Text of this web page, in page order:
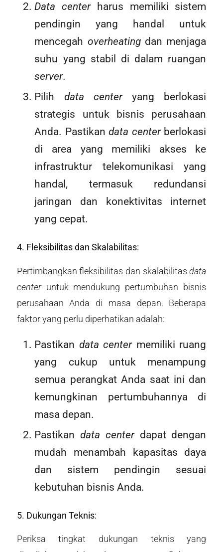
Data centerharus memiliki sistem
pendingin yang handal untuk
mencegah overheatingdan menjaga
suhu yang stabil di dalam ruangan
server.
Pilih data centeryang berlokasi
strategis untuk bisnis perusahaan
Anda. Pastikandata centerberlokasi
di area yang memiliki akses ke
infrastruktur telekomunikasi yang
handal, termasuk redundansi
jaringan dan konektivitas internet
yang cepat.
4. Fleksibilitas dan Skalabilitas:
Pertimbangkan fleksibilitas dan skalabilitasdata
centeruntuk mendukung pertumbuhan bisnis
perusahaan Anda di masa depan. Beberapa
faktor yang perlu diperhatikan adalah:
Pastikan data centermemiliki ruang
yang cukup untuk menampung
semua perangkat Anda saat ini dan
kemungkinan pertumbuhannya di
masa depan.
Pastikandata centerdapat dengan
mudah menambah kapasitas daya
dan sistem pendingin sesuai
kebutuhan bisnis Anda.
5. Dukungan Teknis:
Periksa tingkat dukungan teknis yang